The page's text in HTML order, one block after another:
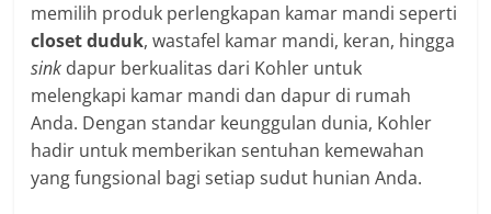
memilih produk perlengkapan kamar mandi seperti
closet duduk, wastafel kamar mandi, keran, hingga
sink dapur berkualitas dari Kohler untuk
melengkapi kamar mandi dan dapur di rumah
Anda. Dengan standar keunggulan dunia, Kohler
hadir untuk memberikan sentuhan kemewahan
yang fungsional bagi setiap sudut hunian Anda.